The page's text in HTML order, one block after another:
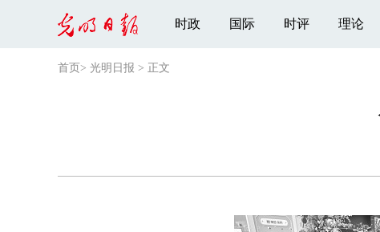
时政 国际 时评 理论
首页 > 光明日报 > 正文